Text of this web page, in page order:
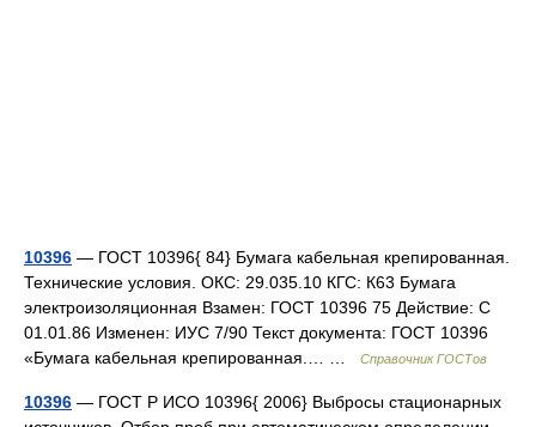
10396 — ГОСТ 10396{ 84} Бумага кабельная крепированная.
Технические условия. ОКС: 29.035.10 КГС: К63 Бумага
электроизоляционная Взамен: ГОСТ 10396 75 Действие: С
01.01.86 Изменен: ИУС 7/90 Текст документа: ГОСТ 10396
«Бумага кабельная крепированная.… …
Справочник ГОСТов
10396 — ГОСТ Р ИСО 10396{ 2006} Выбросы стационарных